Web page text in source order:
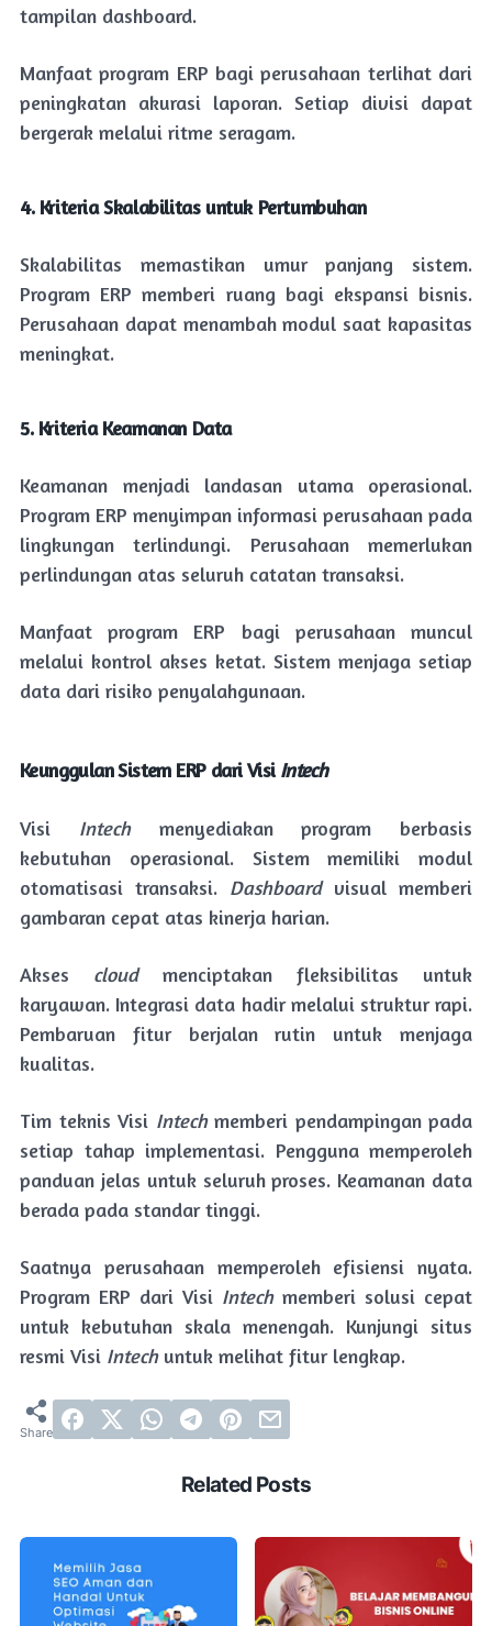
tampilan dashboard.
Manfaat program ERP bagi perusahaan terlihat dari
peningkatan akurasi laporan. Setiap divisi dapat
bergerak melalui ritme seragam.
4. Kriteria Skalabilitas untuk Pertumbuhan
Skalabilitas memastikan umur panjang sistem.
Program ERP memberi ruang bagi ekspansi bisnis.
Perusahaan dapat menambah modul saat kapasitas
meningkat.
5. Kriteria Keamanan Data
Keamanan menjadi landasan utama operasional.
Program ERP menyimpan informasi perusahaan pada
lingkungan terlindungi. Perusahaan memerlukan
perlindungan atas seluruh catatan transaksi.
Manfaat program ERP bagi perusahaan muncul
melalui kontrol akses ketat. Sistem menjaga setiap
data dari risiko penyalahgunaan.
Keunggulan Sistem ERP dari Visi Intech
Visi Intechmenyediakan program berbasis
kebutuhan operasional. Sistem memiliki modul
otomatisasi transaksi. Dashboardvisual memberi
gambaran cepat atas kinerja harian.
Akses cloudmenciptakan fleksibilitas untuk
karyawan. Integrasi data hadir melalui struktur rapi.
Pembaruan fitur berjalan rutin untuk menjaga
kualitas.
Tim teknis Visi Intechmemberi pendampingan pada
setiap tahap implementasi. Pengguna memperoleh
panduan jelas untuk seluruh proses. Keamanan data
berada pada standar tinggi.
Saatnya perusahaan memperoleh efisiensi nyata.
Program ERP dari Visi Intechmemberi solusi cepat
untuk kebutuhan skala menengah. Kunjungi situs
resmi Visi Intechuntuk melihat fitur lengkap.
Related Posts